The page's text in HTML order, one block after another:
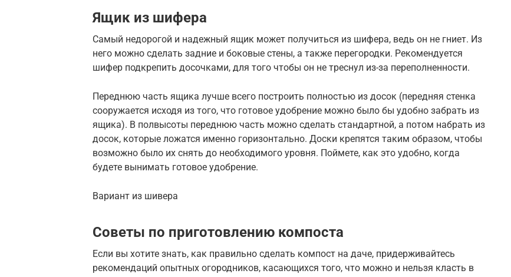
Ящик из шифера
Самый недорогой и надежный ящик может получиться из шифера, ведь он не гниет. Из
него можно сделать задние и боковые стены, а также перегородки. Рекомендуется
шифер подкрепить досочками, для того чтобы он не треснул из-за переполненности.
Переднюю часть ящика лучше всего построить полностью из досок (передняя стенка
сооружается исходя из того, что готовое удобрение можно было бы удобно забрать из
ящика). В полвысоты переднюю часть можно сделать стандартной, а потом набрать из
досок, которые ложатся именно горизонтально. Доски крепятся таким образом, чтобы
возможно было их снять до необходимого уровня. Поймете, как это удобно, когда
будете вынимать готовое удобрение.
Вариант из шивера
Советы по приготовлению компоста
Если вы хотите знать, как правильно сделать компост на даче, придерживайтесь
рекомендаций опытных огородников, касающихся того, что можно и нельзя класть в